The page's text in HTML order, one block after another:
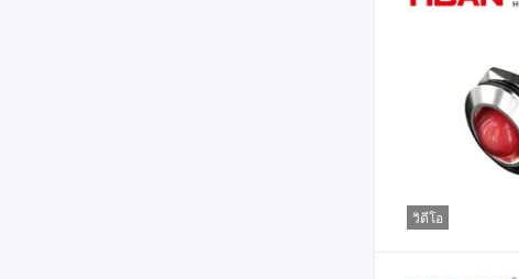
วิดีโอ